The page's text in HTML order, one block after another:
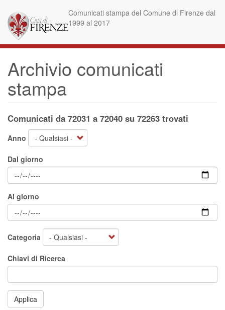
contenuto
principale
Comunicati stampa del Comune di Firenze dal
1999 al 2017
Archivio comunicati
stampa
Comunicati da 72031 a 72040 su 72263 trovati
Anno
Dal giorno
Al giorno
Categoria
Chiavi di Ricerca
Applica